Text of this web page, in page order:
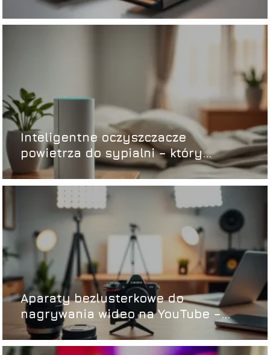
Inteligentne oczyszczacze
powietrza do sypialni – który
wybrać?
Aparaty bezlusterkowe do
nagrywania wideo na YouTube –
które wybrać?